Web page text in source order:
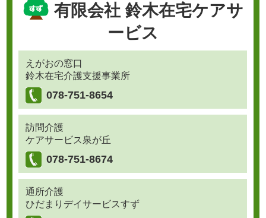
有限会社 鈴木在宅ケアサ
ービス
えがおの窓口
鈴木在宅介護支援事業所
078-751-8654
訪問介護
ケアサービス泉が丘
078-751-8674
通所介護
ひだまりデイサービスすず